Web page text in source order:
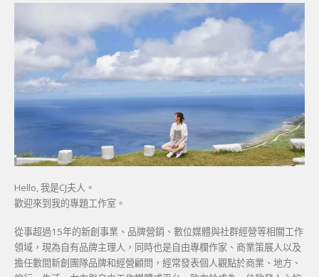
Hello, 我是CJ夫人。
歡迎來到我的專題工作室。
從事超過15年的新創事業、品牌營銷、數位媒體與社群經營等相關工作
領域，現為自有品牌主理人，同時也是自由專欄作家、商業策展人以及
擔任數間新創團隊品牌和經營顧問，經常發表個人觀點於商業、地方、